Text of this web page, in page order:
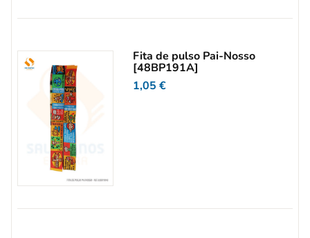
Fita de pulso Pai-Nosso
[48BP191A]
1,05€